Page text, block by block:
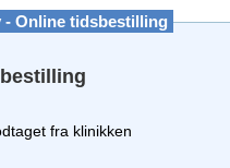
- Online tidsbestilling
fra klinikken